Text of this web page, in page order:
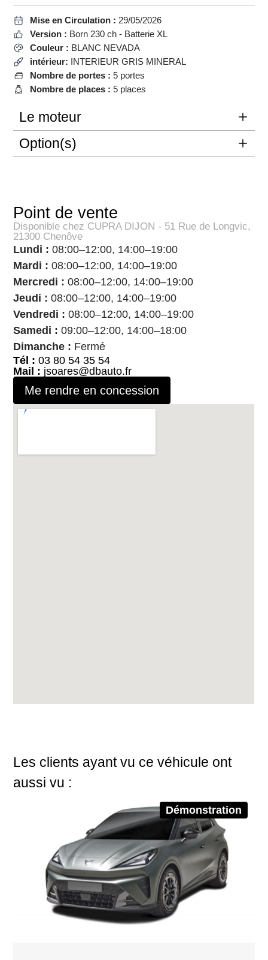
Mise en Circulation : 29/05/2026
Version : Born 230 ch - Batterie XL
Couleur : BLANC NEVADA
intérieur: INTERIEUR GRIS MINERAL
Nombre de portes : 5 portes
Nombre de places : 5 places
Le moteur
Option(s)
Point de vente
Disponible chez CUPRA DIJON - 51 Rue de Longvic,
21300 Chenôve
Lundi : 08:00–12:00, 14:00–19:00
Mardi : 08:00–12:00, 14:00–19:00
Mercredi : 08:00–12:00, 14:00–19:00
Jeudi : 08:00–12:00, 14:00–19:00
Vendredi : 08:00–12:00, 14:00–19:00
Samedi : 09:00–12:00, 14:00–18:00
Dimanche : Fermé
Tél : 03 80 54 35 54
Mail : jsoares@dbauto.fr
Me rendre en concession
Les clients ayant vu ce véhicule ont
aussi vu :
Démonstration